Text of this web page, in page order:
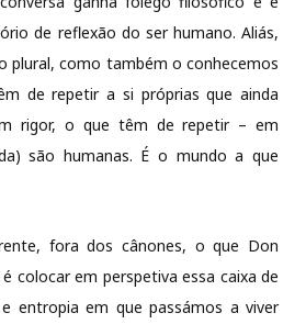
de reflexão do ser humano. Aliás,
plural, como também o conhecemos
de repetir a si próprias que ainda
rigor, o que têm de repetir – em
são humanas. É o mundo a que
fora dos cânones, o que Don
colocar em perspetiva essa caixa de
entropia em que passámos a viver